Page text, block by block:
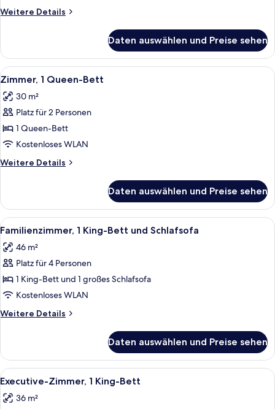
Weitere Details
Weitere
2 Einzelbetten
Daten auswählen und Preise sehen
Alle
Fotos
für
Zimmer,
1
Queen-
Bett
anzeigen
Ein Hotelzimmer mit einem großen
6
Zimmer, 1 Queen-Bett
30 m²
Platz für 2 Personen
1 Queen-Bett
Kostenloses WLAN
Weitere Details
Weitere
1
Queen-
Bett
Daten auswählen und Preise sehen
Alle
Fotos
für
Familienzimmer,
1 King-
Bett
und
Schlafsofa
Ein Hotelzimmer mit Bett, einer
5
Familienzimmer, 1 King-Bett und Schlafsofa
46 m²
Platz für 4 Personen
1 King-Bett und 1 großes Schlafsofa
Kostenloses WLAN
Weitere Details
Weitere
1 King-
Bett
und
Daten auswählen und Preise sehen
Alle
Fotos
für
Ein Hotelzimmer mit einem großen
5
Executive-Zimmer, 1 King-Bett
36 m²